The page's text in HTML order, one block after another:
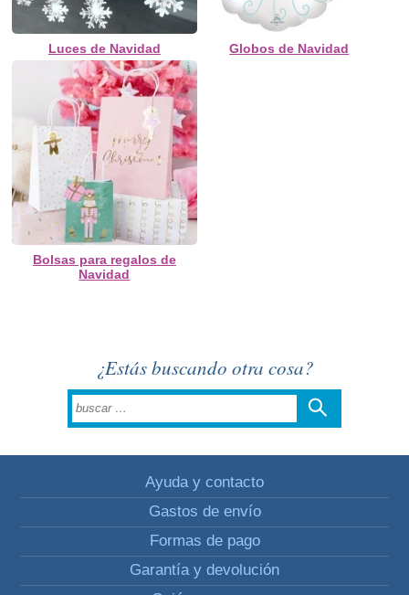
Luces de Navidad Globos de Navidad
Bolsas para regalos de
Navidad
¿Estás buscando otra cosa?
Ayuda y contacto
Gastos de envío
Formas de pago
Garantía y devolución